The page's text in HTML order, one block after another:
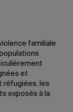
familiale
et
réfugiées, les
exposés à la